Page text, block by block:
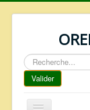
Rechercher
Valider